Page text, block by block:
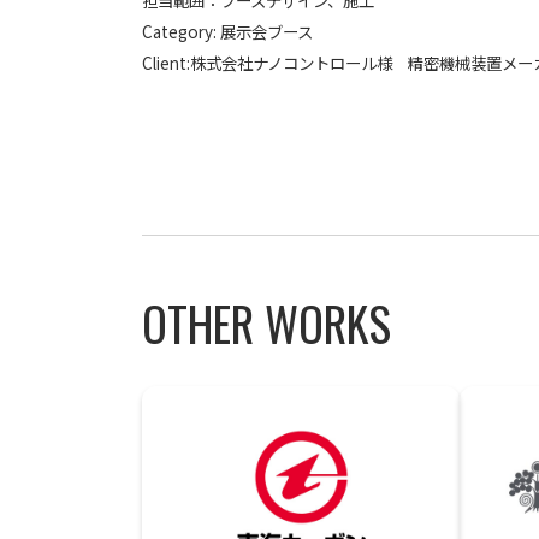
Category: 展示会ブース
Client:株式会社ナノコントロール様 精密機械装置メー
OTHER WORKS